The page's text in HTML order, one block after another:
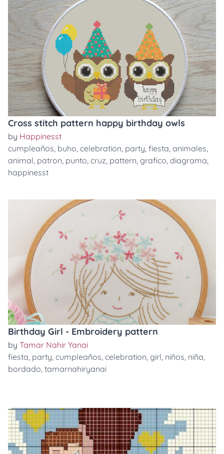
Cross stitch pattern happy birthday owls
by Happinesst
cumpleaños, buho, celebration, party, fiesta, animales,
animal, patron, punto, cruz, pattern, grafico, diagrama,
happinesst
Birthday Girl - Embroidery pattern
by Tamar Nahir Yanai
fiesta, party, cumpleaños, celebration, girl, niños, niña,
bordado, tamarnahiryanai